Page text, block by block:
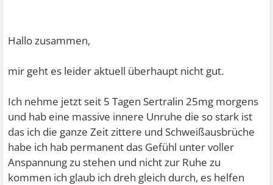
Hallo zusammen,
mir geht es leider aktuell überhaupt nicht gut.
Ich nehme jetzt seit 5 Tagen Sertralin 25mg morgens
und hab eine massive innere Unruhe die so stark ist
das ich die ganze Zeit zittere und Schweißausbrüche
habe ich hab permanent das Gefühl unter voller
Anspannung zu stehen und nicht zur Ruhe zu
kommen ich glaub ich dreh gleich durch, es helfen